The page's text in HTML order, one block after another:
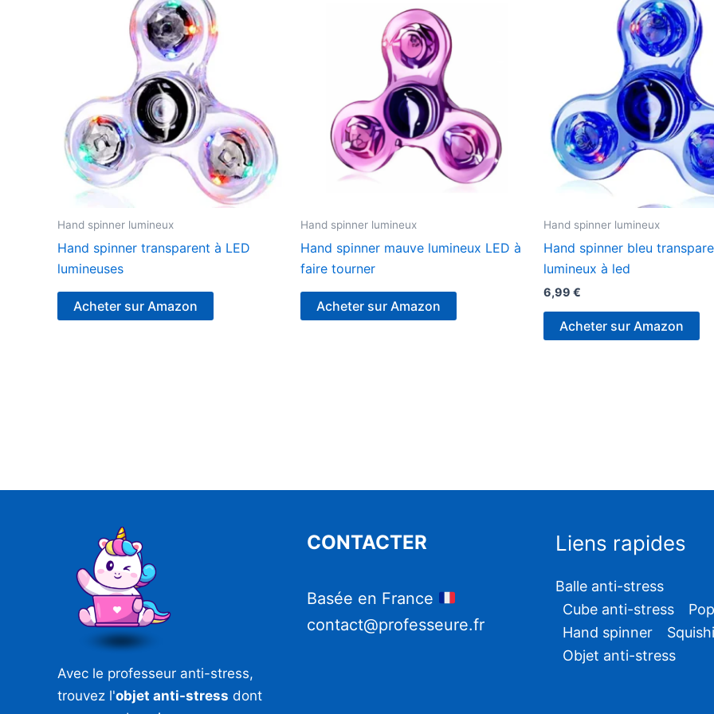
Hand spinner lumineux
Hand spinner transparent à LED
lumineuses
Acheter sur Amazon
Hand spinner lumineux
Hand spinner mauve lumineux LED à
faire tourner
Acheter sur Amazon
Hand spinner lumineux
Hand spinner bleu
lumineux à led
6,99 €
Acheter sur Amazon
Avec le professeur anti-stress,
trouvez l'objet anti-stress dont
CONTACTER
Basée en France
contact@professeure.fr
Liens rapides
Balle anti-stress
Cube anti-stress
Hand spinner
Objet anti-stress